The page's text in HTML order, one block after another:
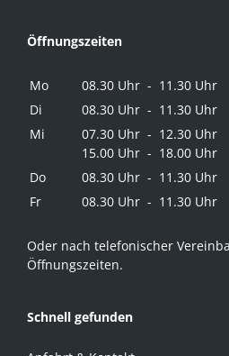
Öffnungszeiten
Mo
08.30 Uhr - 11.30 Uhr
Di
08.30 Uhr - 11.30 Uhr
Mi
07.30 Uhr - 12.30 Uhr
15.00 Uhr - 18.00 Uhr
Do
08.30 Uhr - 11.30 Uhr
Fr
08.30 Uhr - 11.30 Uhr
Oder nach telefonischer
Öffnungszeiten.
Schnell gefunden